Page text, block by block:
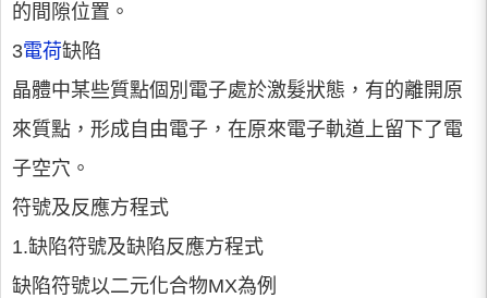
的間隙位置。
3電荷缺陷
晶體中某些質點個別電子處於激髮狀態，有的離開原
來質點，形成自由電子，在原來電子軌道上留下了電
子空穴。
符號及反應方程式
1.缺陷符號及缺陷反應方程式
缺陷符號以二元化合物MX為例